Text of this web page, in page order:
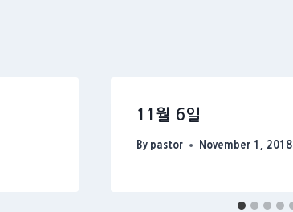
11월 6일
By pastor November 1, 2018